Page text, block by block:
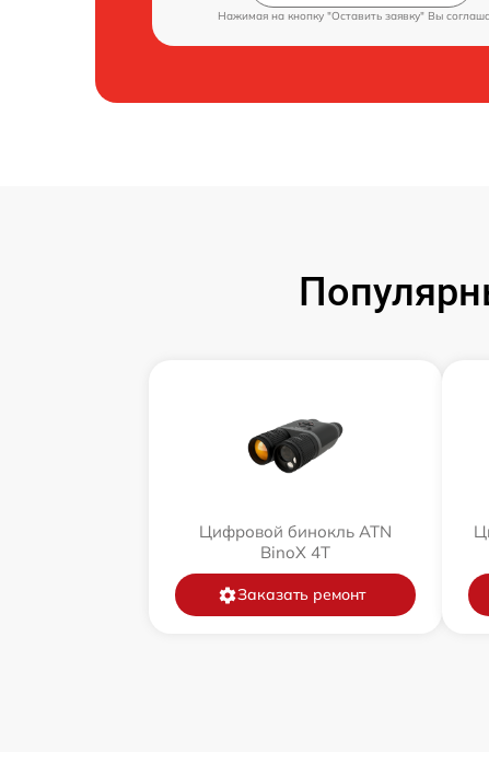
Нажимая на кнопку "Оставить заявку" Вы
Цифровой бинокль ATN
BinoX 4T
Заказать ремонт